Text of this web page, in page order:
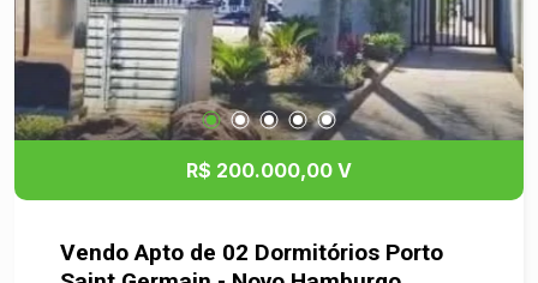
R$ 200.000,00 V
Vendo Apto de 02 Dormitórios Porto